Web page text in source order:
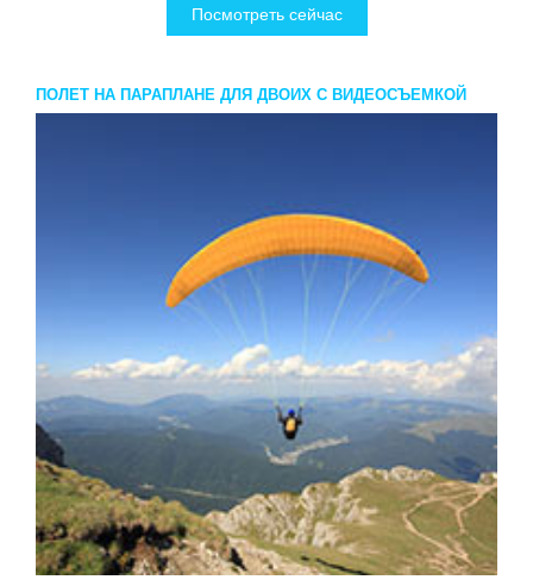
Посмотреть сейчас
ПОЛЕТ НА ПАРАПЛАНЕ ДЛЯ ДВОИХ С ВИДЕОСЪЕМКОЙ